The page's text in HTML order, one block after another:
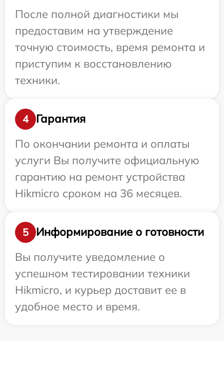
После полной диагностики мы
предоставим на утверждение
точную стоимость, время ремонта и
приступим к восстановлению
техники.
4
Гарантия
По окончании ремонта и оплаты
услуги Вы получите официальную
гарантию на ремонт устройства
Hikmicro сроком на 36 месяцев.
5
Информирование о готовности
Вы получите уведомление о
успешном тестировании техники
Hikmicro, и курьер доставит ее в
удобное место и время.